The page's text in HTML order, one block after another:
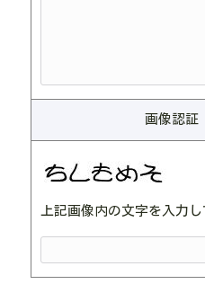
画像認証
上記画像内の文字を入力